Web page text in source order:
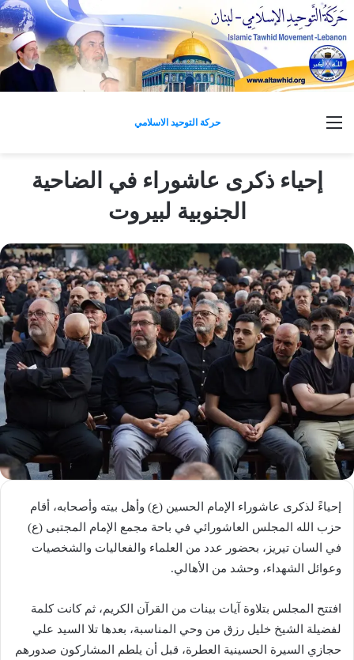
حركة التوحيد الاسلامي القائمة
إحياء ذكرى عاشوراء في الضاحية
الجنوبية لبيروت
إحياءً لذكرى عاشوراء الإمام الحسين (ع) وأهل بيته وأصحابه، أقام
حزب الله المجلس العاشورائي في باحة مجمع الإمام المجتبى (ع)
في السان تيريز، بحضور عدد من العلماء والفعاليات والشخصيات
وعوائل الشهداء، وحشد من الأهالي.
افتتح المجلس بتلاوة آيات بينات من القرآن الكريم، ثم كانت كلمة
لفضيلة الشيخ خليل رزق من وحي المناسبة، بعدها تلا السيد علي
حجازي السيرة الحسينية العطرة، قبل أن يلطم المشاركون صدورهم